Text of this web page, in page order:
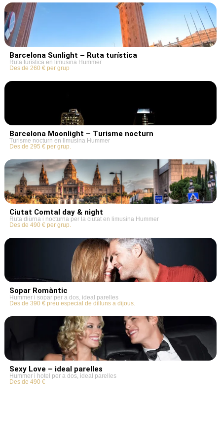
Barcelona Sunlight – Ruta turística
Ruta turística en limusina Hummer
Des de 260 € per grup
Barcelona Moonlight – Turisme nocturn
Turisme nocturn en limusina Hummer
Des de 295 € per grup.
Ciutat Comtal day & night
Ruta diürna i nocturna per la ciutat en limusina Hummer
Des de 490 € per grup.
Sopar Romàntic
Hummer i sopar per a dos, ideal parelles
Des de 390 € preu especial de dilluns a dijous.
Sexy Love – ideal parelles
Hummer i hotel per a dos, ideal parelles
Des de 490 €